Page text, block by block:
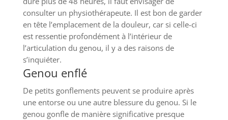
consulter un physiothérapeute. Il est bon de garder
en tête l’emplacement de la douleur, car si celle-ci
est ressentie profondément à l’intérieur de
l’articulation du genou, il y a des raisons de
s’inquiéter.
Genou enflé
De petits gonflements peuvent se produire après
une entorse ou une autre blessure du genou. Si le
genou gonfle de manière significative presque